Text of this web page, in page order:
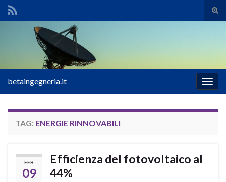
il
Search for:
la
betaingegneria.it
TAG: ENERGIE RINNOVABILI
FEB
09
Efficienza del fotovoltaico al
44%